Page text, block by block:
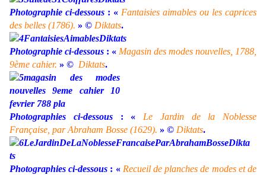
Photographie ci-dessous : « Fantaisies aimables ou les caprices
des belles (1786). » © Diktats.
Photographie ci-dessous : « Magasin des modes nouvelles, 1788,
9ème cahier. » © Diktats.
Photographies ci-dessous: « Le Jardin de la Noblesse
Française, par Abraham Bosse (1629). » © Diktats.
Photographies ci-dessous : « Recueil de planches de modes et de